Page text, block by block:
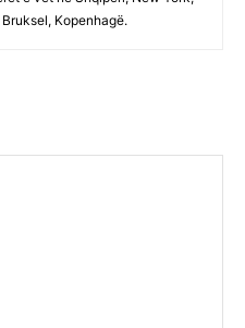
Kopenhagë.